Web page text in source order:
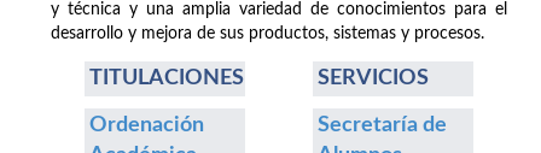
y técnica y una amplia variedad de conocimientos para el
desarrollo y mejora de sus productos, sistemas y procesos.
TITULACIONES
Ordenación
SERVICIOS
Secretaría de